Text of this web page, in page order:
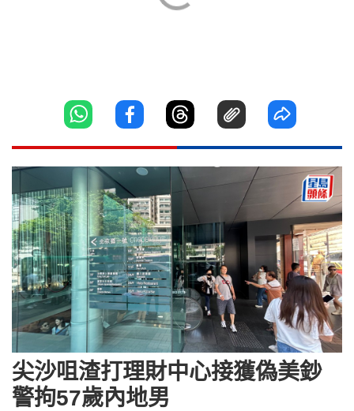
尖沙咀渣打理財中心接獲偽美鈔
警拘57歲內地男